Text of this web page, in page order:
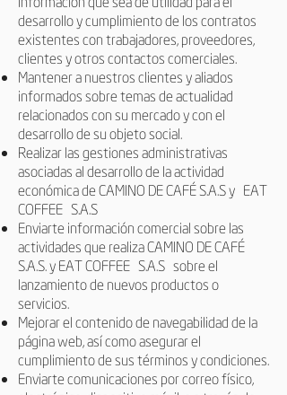
desarrollo y cumplimiento de los contratos
existentes con trabajadores, proveedores,
clientes y otros contactos comerciales.
Mantener a nuestros clientes y aliados
informados sobre temas de actualidad
relacionados con su mercado y con el
desarrollo de su objeto social.
Realizar las gestiones administrativas
asociadas al desarrollo de la actividad
económica de CAMINO DE CAFÉ S.A.S y EAT
COFFEE S.A.S
Enviarte información comercial sobre las
actividades que realiza CAMINO DE CAFÉ
S.A.S. yEAT COFFEE S.A.S sobre el
lanzamiento de nuevos productos o
servicios.
Mejorar el contenido de navegabilidad de la
página web, así como asegurar el
cumplimiento de sus términos y condiciones.
Enviarte comunicaciones por correo físico,